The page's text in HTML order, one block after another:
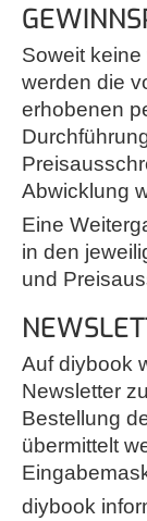
Soweit
werden die
erhobenen
Abwicklung
Eine
in den
und
Auf diybook
Newsletter
Bestellung
übermittelt
diybook